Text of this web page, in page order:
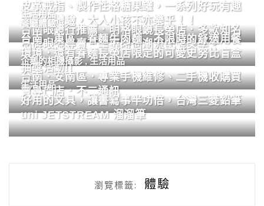
皮革戒指、製作性格糖果罐，一系列好玩有趣
的手作體驗，大人小孩不亦樂乎！！
生活用品
台南眼鏡行推薦．明格眼鏡長榮店．多款知名
品牌眼鏡專賣．掌握時尚潮流配鏡美學。
餐廳體驗
台南．東區．眷麵牛肉麵．不限時的舒適用餐
環境．還有眷麵長榮店限定的可愛史努比盲盒
抽獎活動!!
企鵝的相機攝影,生活用品
台南．安南區．專業手機維修、二手機收購買
賣專門店．不二通訊
生活用品
好用的文具，讓書寫事半功倍，台灣三菱鉛筆
uni JETSTREAM 溜溜筆
瀏覽標籤: 體驗